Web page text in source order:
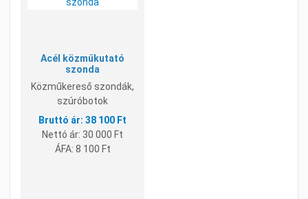
Acél közműkutató
szonda
Közműkereső szondák,
szúróbotok
38 100 Ft
Nettó ár: 30 000 Ft
ÁFA: 8 100 Ft